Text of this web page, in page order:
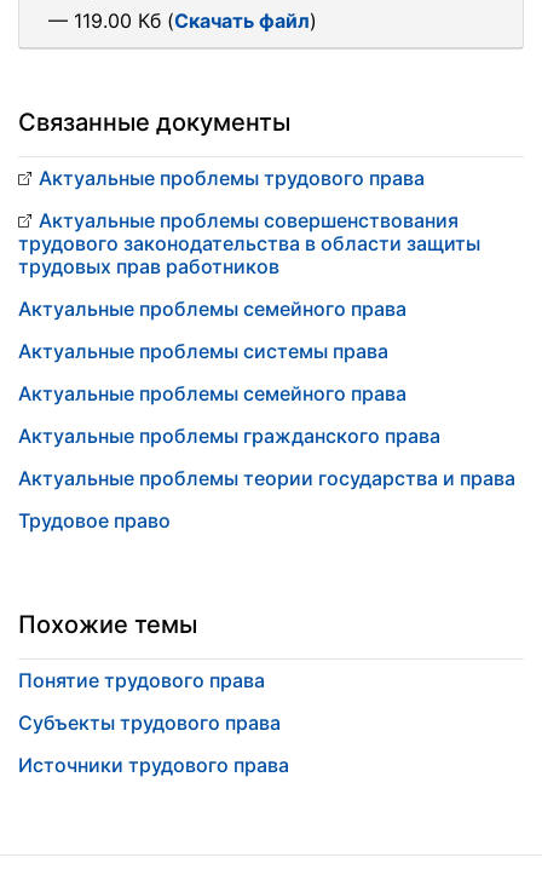
— 119.00 Кб (Скачать файл)
Связанные документы
Актуальные проблемы трудового права
Актуальные проблемы совершенствования
трудового законодательства в области защиты
трудовых прав работников
Актуальные проблемы семейного права
Актуальные проблемы системы права
Актуальные проблемы семейного права
Актуальные проблемы гражданского права
Актуальные проблемы теории государства и права
Трудовое право
Похожие темы
Понятие трудового права
Субъекты трудового права
Источники трудового права